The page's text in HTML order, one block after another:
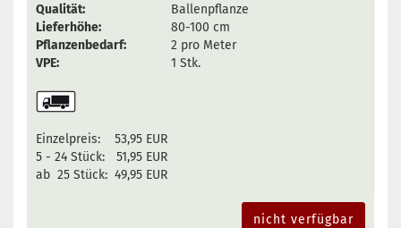
Qualität:
Ballenpflanze
Lieferhöhe:
80-100 cm
Pflanzenbedarf:
2 pro Meter
VPE:
1 Stk.
Einzelpreis:
53,95 EUR
5 - 24 Stück:
51,95 EUR
ab 25 Stück: 49,95 EUR
nicht verfügbar